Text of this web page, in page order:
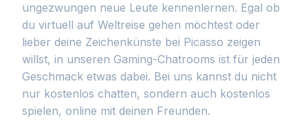
ungezwungen neue Leute kennenlernen. Egal ob
du virtuell auf Weltreise gehen möchtest oder
lieber deine Zeichenkünste bei Picasso zeigen
willst, in unseren Gaming-Chatrooms ist für jeden
Geschmack etwas dabei. Bei uns kannst du nicht
nur kostenlos chatten, sondern auch kostenlos
spielen, online mit deinen Freunden.